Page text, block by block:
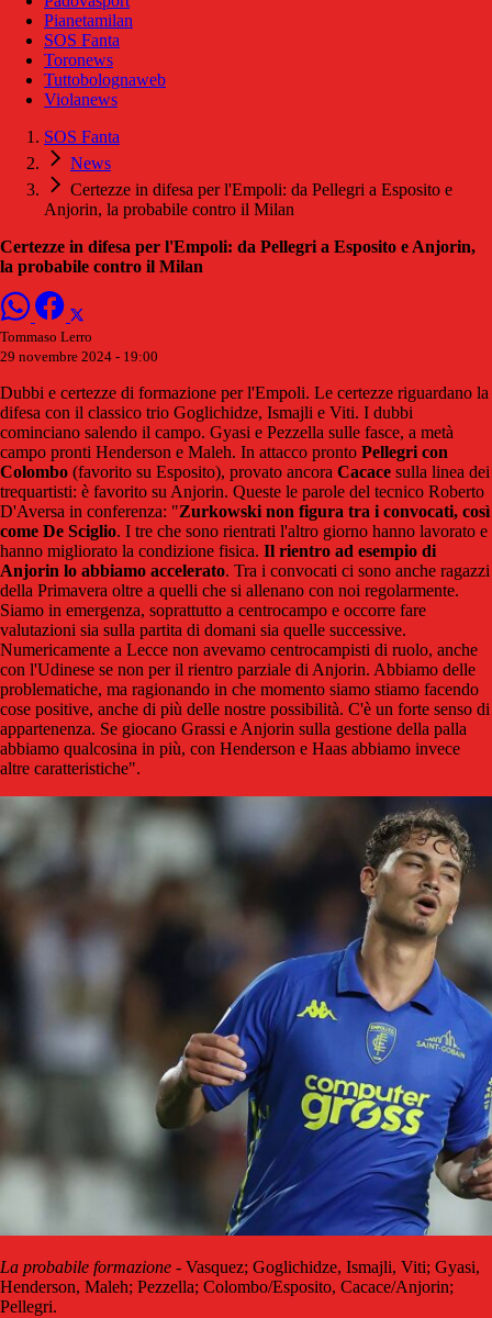
Pianetamilan
SOS Fanta
Toronews
Tuttobolognaweb
Violanews
SOS Fanta
News
Certezze in difesa per l'Empoli: da Pellegri a Esposito e
Anjorin, la probabile contro il Milan
Certezze in difesa per l'Empoli: da Pellegri a Esposito e Anjorin,
la probabile contro il Milan
Tommaso Lerro
29 novembre 2024 - 19:00
Dubbi e certezze di formazione per l'Empoli. Le certezze riguardano la
difesa con il classico trio Goglichidze, Ismajli e Viti. I dubbi
cominciano salendo il campo. Gyasi e Pezzella sulle fasce, a metà
campo pronti Henderson e Maleh. In attacco pronto Pellegri con
Colombo (favorito su Esposito), provato ancora Cacace sulla linea dei
trequartisti: è favorito su Anjorin. Queste le parole del tecnico Roberto
D'Aversa in conferenza: "Zurkowski non figura tra i convocati, così
come De Sciglio. I tre che sono rientrati l'altro giorno hanno lavorato e
hanno migliorato la condizione fisica. Il rientro ad esempio di
Anjorin lo abbiamo accelerato. Tra i convocati ci sono anche ragazzi
della Primavera oltre a quelli che si allenano con noi regolarmente.
Siamo in emergenza, soprattutto a centrocampo e occorre fare
valutazioni sia sulla partita di domani sia quelle successive.
Numericamente a Lecce non avevamo centrocampisti di ruolo, anche
con l'Udinese se non per il rientro parziale di Anjorin. Abbiamo delle
problematiche, ma ragionando in che momento siamo stiamo facendo
cose positive, anche di più delle nostre possibilità. C'è un forte senso di
appartenenza. Se giocano Grassi e Anjorin sulla gestione della palla
abbiamo qualcosina in più, con Henderson e Haas abbiamo invece
altre caratteristiche".
La probabile formazione - Vasquez; Goglichidze, Ismajli, Viti; Gyasi,
Henderson, Maleh; Pezzella; Colombo/Esposito, Cacace/Anjorin;
Pellegri.